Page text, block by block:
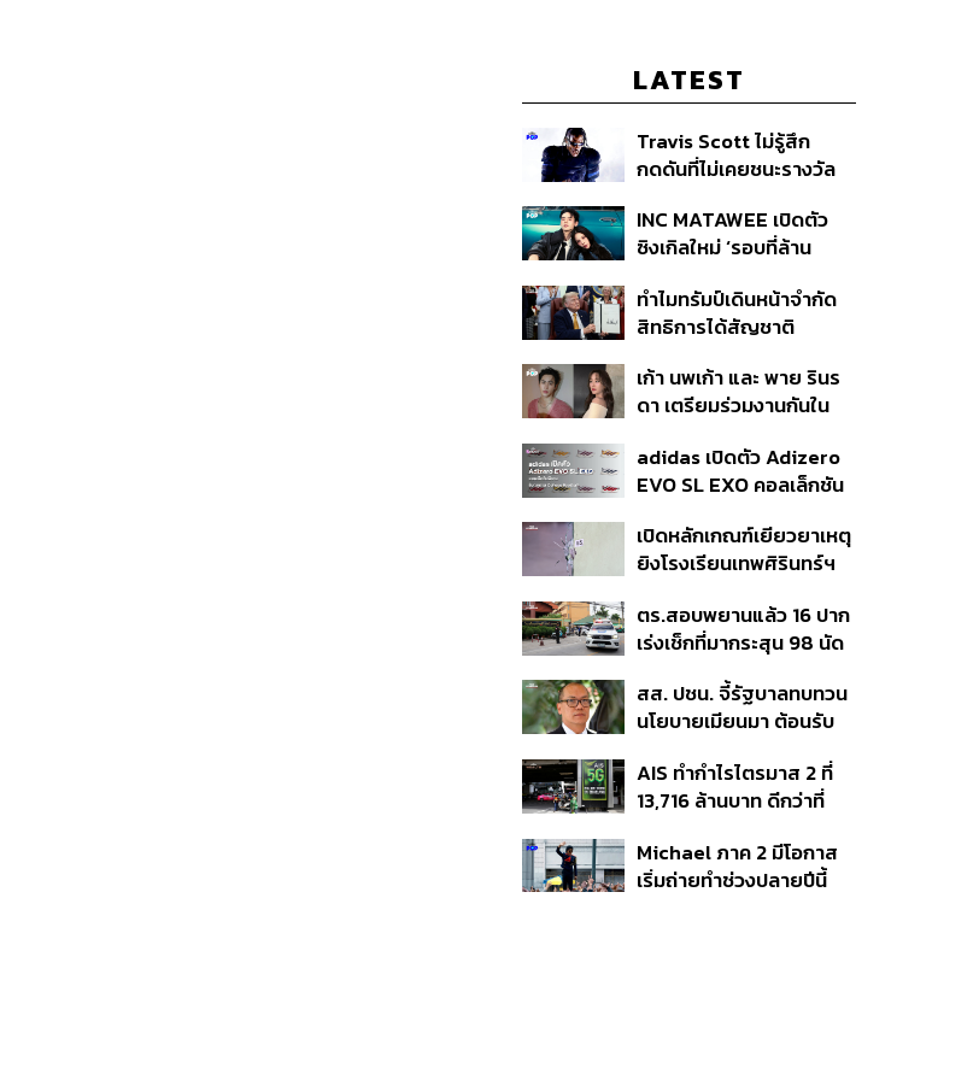
LATEST
Travis Scott ไม่รู้สึก
กดดันที่ไม่เคยชนะรางวัล
แล้ว 10 ครั้ง
INC MATAWEE เปิดตัว
ซิงเกิลใหม่ ‘รอบที่ล้าน
มาแสดงในมิวสิกวิดีโอ
ทำไมทรัมป์เดินหน้าจำกัด
สิทธิการได้สัญชาติ
แม้ศาลสูงสุดเคยตัดสิน
คัดค้าน
เก้า นพเก้า และ พาย รินร
ดา เตรียมร่วมงานกันใน
Taste In Time’
adidas เปิดตัว Adizero
EVO SL EXO คอลเล็กชัน
Football
เปิดหลักเกณฑ์เยียวยาเหตุ
ยิงโรงเรียนเทพศิรินทร์ฯ
เจ็บสูงสุด 1 แสน เยียวยา
จิตใจ 5 ระดับ
ตร.สอบพยานแล้ว 16 ปาก
เร่งเช็กที่มากระสุน 98 นัด
ปากคำ
สส. ปชน. จี้รัฐบาลทบทวน
นโยบายเมียนมา ต้อนรับ
สัญญาว่างเปล่า
AIS ทำกำไรไตรมาส 2 ที่
13,716 ล้านบาท ดีกว่าที่
เท่าเดิม เน็ตบ้านโตแรงสุด
7.9%
Michael ภาค 2 มีโอกาส
เริ่มถ่ายทำช่วงปลายปีนี้